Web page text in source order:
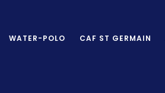
WATER-POLO CAF ST GERMAIN